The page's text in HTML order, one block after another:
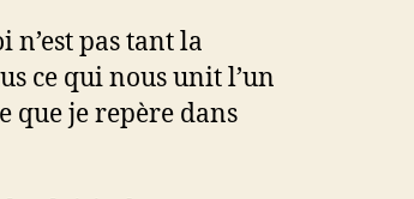
pas tant la
ce qui nous unit l’un
que je repère dans